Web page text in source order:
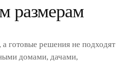
размерам
готовые решения не подходят
домами, дачами,